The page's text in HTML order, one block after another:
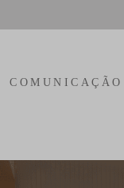
COMUNICAÇÃO